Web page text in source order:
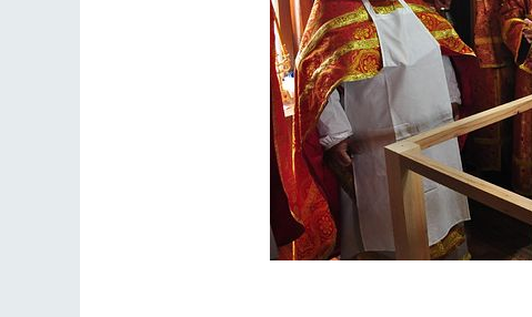
Как найти своё
Кирилл